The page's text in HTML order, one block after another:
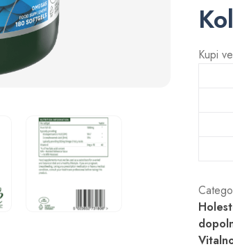
Kupi